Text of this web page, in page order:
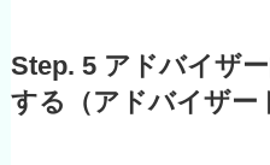
Step. 5 アドバイザ
する（アドバイザー